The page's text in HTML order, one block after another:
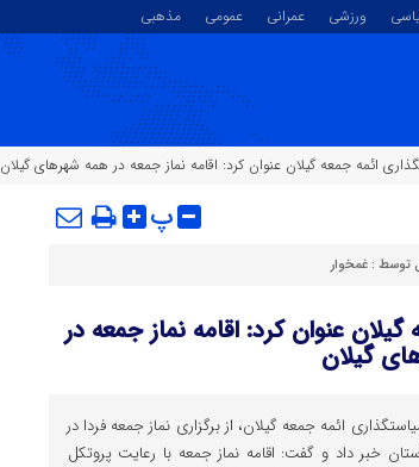
ورزشی عمرانی عمومی
مذهبی
ائمه جمعه گیلان عنوان کرد: اقامه نماز جمعه در همه شهرهای گیلان
پ
توسط : غمخوار
عنوان کرد: اقامه نماز جمعه در
گیلان
ائمه جمعه گیلان، از برگزاری نماز جمعه فردا در
خبر داد و گفت: اقامه نماز جمعه با رعایت پروتکل